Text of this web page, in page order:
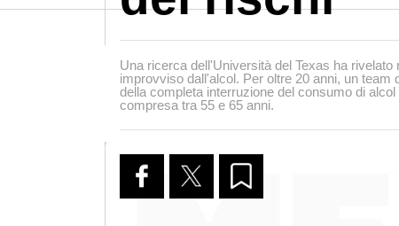
Una ricerca dell'Università del Texas ha
improvviso dall'alcol. Per oltre 20 anni, un team
della completa interruzione del consumo di
compresa tra 55 e 65 anni.